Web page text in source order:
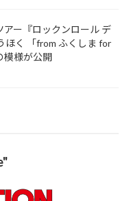
ー『ロックンロール デ
ほく 「from ふくしま for
模様が公開